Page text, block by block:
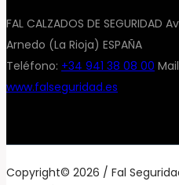
FAL CALZADOS DE
Arnedo (La Rioja) ESPAÑA
Teléfono: +34 941 38 08 00
www.falseguridad.es
Copyright© 2026 / Fal